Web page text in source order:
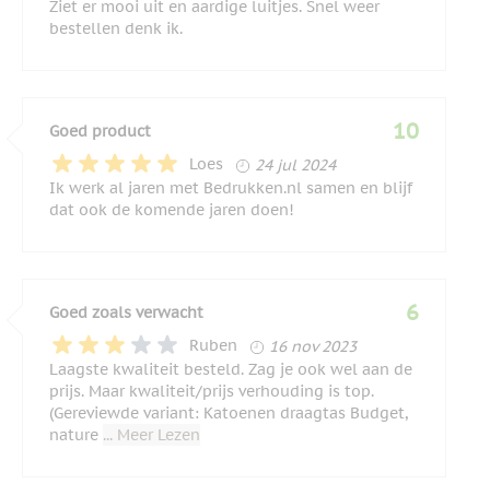
Ziet er mooi uit en aardige luitjes. Snel weer
bestellen denk ik.
Goed product
Loes
24 juli 2024
24 jul 2024
10
Ik werk al jaren met Bedrukken.nl samen en blijf
dat ook de komende jaren doen!
Goed zoals verwacht
Ruben
16 november 2023
16 nov 2023
6
Laagste kwaliteit besteld. Zag je ook wel aan de
prijs. Maar kwaliteit/prijs verhouding is top.
(Gereviewde variant: Katoenen draagtas Budget,
nature ... Meer Lezen